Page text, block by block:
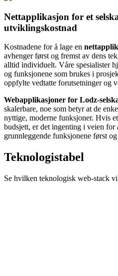
Nettapplikasjon for et
utviklingskostnad
Kostnadene for å lage en
avhenger først og fremst av dens
alltid individuelt. Våre spesialister
og funksjonene som brukes i
oppfylte vedtatte forutsetninger og
Webapplikasjoner for Lodz-
skalerbare, noe som betyr at de
nyttige, moderne funksjoner. Hvis
budsjett, er det ingenting i veien for
grunnleggende funksjonene først
Teknologistabel
Se hvilken teknologisk web-stack